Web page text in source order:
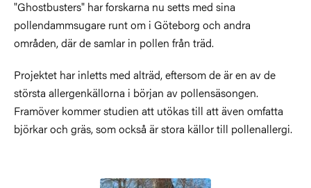
"Ghostbusters" har forskarna nu setts med sina
pollendammsugare runt om i Göteborg och andra
områden, där de samlar in pollen från träd.
Projektet har inletts med alträd, eftersom de är en av de
största allergenkällorna i början av pollensäsongen.
Framöver kommer studien att utökas till att även omfatta
björkar och gräs, som också är stora källor till pollenallergi.
Bild